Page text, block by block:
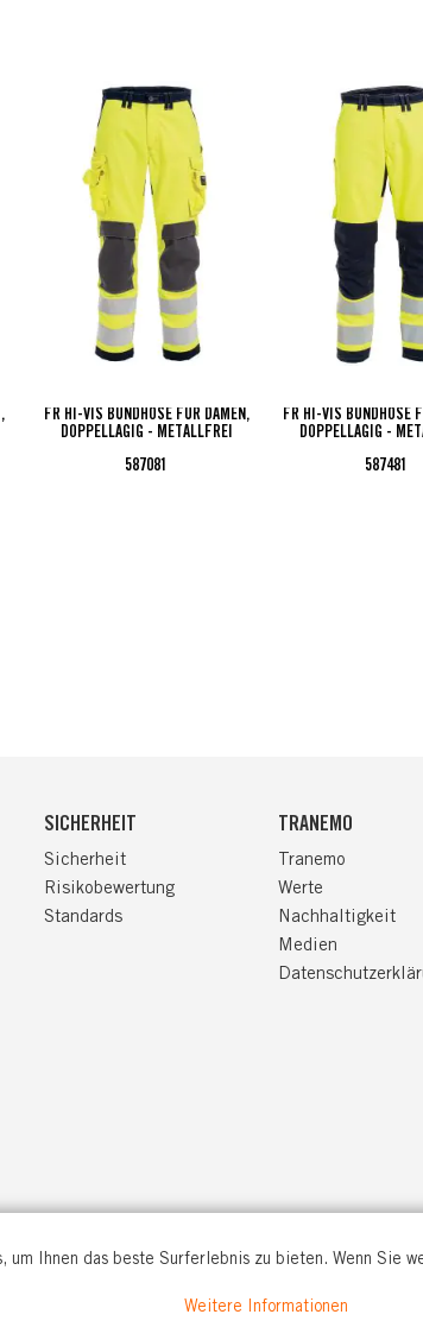
FR HI-VIS BUNDHOSE FÜR DAMEN,
DOPPELLAGIG - METALLFREI
587081
FR HI-VIS BUNDHOSE
DOPPELLAGIG -
587481
SICHERHEIT
Sicherheit
Risikobewertung
Standards
TRANEMO
Tranemo
Werte
Nachhaltigkeit
Medien
um Ihnen das beste Surferlebnis zu bieten. Wenn Sie
Weitere Informationen